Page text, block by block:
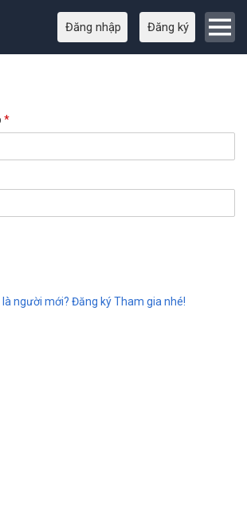
Đăng nhập Đăng ký
*
là người mới? Đăng ký Tham gia nhé!